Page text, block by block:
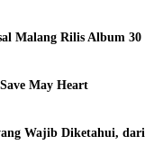
Malang Rilis Album 30
May Heart
Wajib Diketahui, dari